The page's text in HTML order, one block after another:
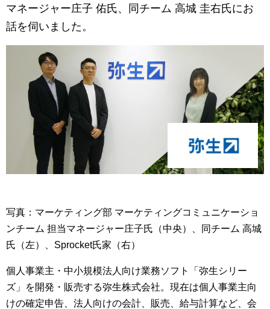
沿革
ビジョン・ミッション・バリュー
ロゴマーク
マネージャー庄子 佑氏、同チーム 高城 圭右氏にお
話を伺いました。
写真：マーケティング部 マーケティングコミュニケーショ
ンチーム 担当マネージャー庄子氏（中央）、同チーム 高城
氏（左）、Sprocket氏家（右）
個人事業主・中小規模法人向け業務ソフト「弥生シリー
ズ」を開発・販売する弥生株式会社。現在は個人事業主向
けの確定申告、法人向けの会計、販売、給与計算など、会